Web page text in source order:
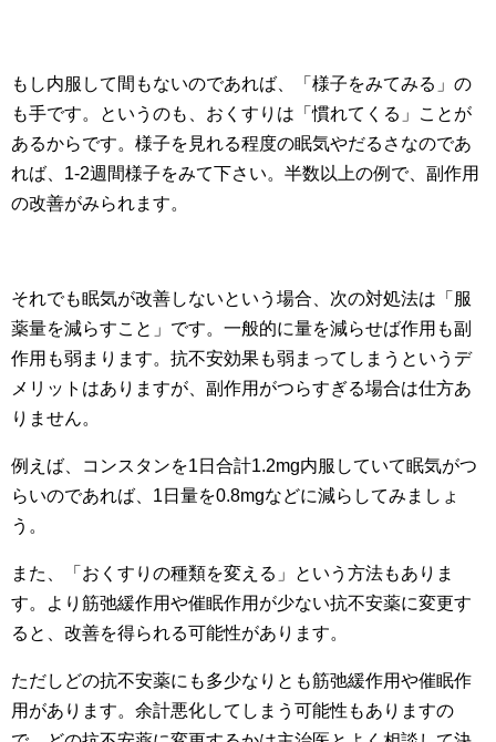
もし内服して間もないのであれば、「様子をみてみる」の
も手です。というのも、おくすりは「慣れてくる」ことが
あるからです。様子を見れる程度の眠気やだるさなのであ
れば、1-2週間様子をみて下さい。半数以上の例で、副作用
の改善がみられます。
それでも眠気が改善しないという場合、次の対処法は「服
薬量を減らすこと」です。一般的に量を減らせば作用も副
作用も弱まります。抗不安効果も弱まってしまうというデ
メリットはありますが、副作用がつらすぎる場合は仕方あ
りません。
例えば、コンスタンを1日合計1.2mg内服していて眠気がつ
らいのであれば、1日量を0.8mgなどに減らしてみましょ
う。
また、「おくすりの種類を変える」という方法もありま
す。より筋弛緩作用や催眠作用が少ない抗不安薬に変更す
ると、改善を得られる可能性があります。
ただしどの抗不安薬にも多少なりとも筋弛緩作用や催眠作
用があります。余計悪化してしまう可能性もありますの